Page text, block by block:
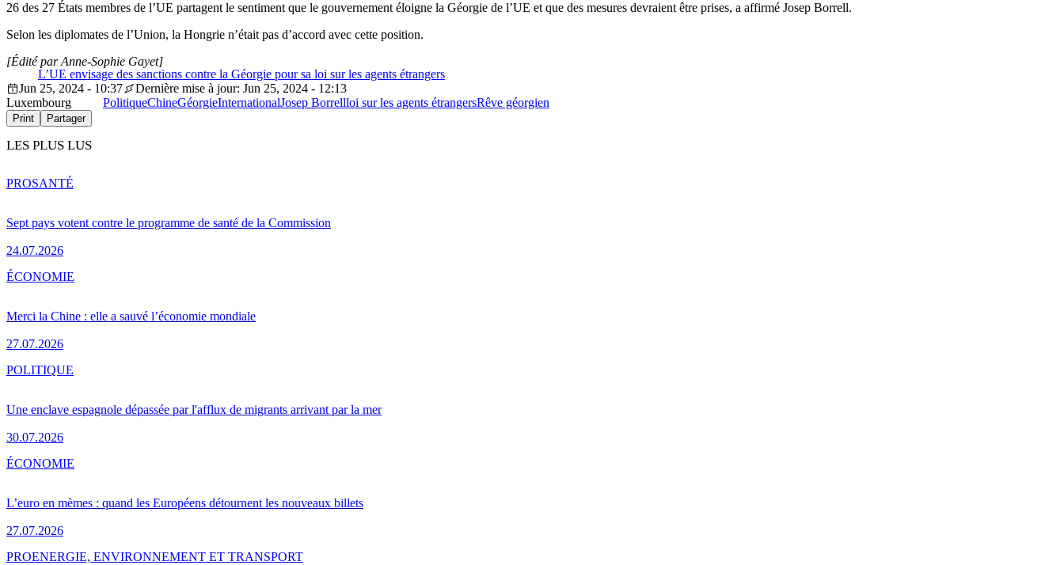
26 des 27 États membres de l’UE partagent le sentiment que le gouvernement éloigne la Géorgie de l’UE et que des mesures devraient être prises, a affirmé Josep Borrell.
Selon les diplomates de l’Union, la Hongrie n’était pas d’accord avec cette position.
L’UE envisage des sanctions contre la Géorgie pour sa loi sur les agents étrangers
[Édité par Anne-Sophie Gayet]
Jun 25, 2024 - 10:37
Dernière mise à jour: Jun 25, 2024 - 12:13
Luxembourg
PolitiqueChineGéorgieInternationalJosep Borrellloi sur les agents étrangersRêve géorgien
Print Partager
LES PLUS LUS
Sept pays votent contre le programme de santé de la Commission
24.07.2026
PROSANTÉ
Merci la Chine : elle a sauvé l’économie mondiale
27.07.2026
ÉCONOMIE
Une enclave espagnole dépassée par l'afflux de migrants arrivant par la mer
30.07.2026
POLITIQUE
L’euro en mèmes : quand les Européens détournent les nouveaux billets
27.07.2026
ÉCONOMIE
PROENERGIE, ENVIRONNEMENT ET TRANSPORT